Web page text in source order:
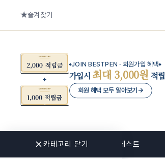
즐겨찾기
JOIN BESTPEN · 회원가입 혜택
가입시 최대 3,000원 적립
회원 혜택 모두 알아보기 →
카테고리 닫기
신상품 베스트